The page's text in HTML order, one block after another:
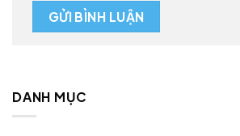
DANH MỤC